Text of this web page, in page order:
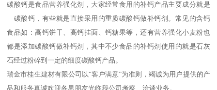
碳酸钙是食品营养强化剂，大家经常食用的补钙产品主要成分就是
—碳酸钙，有些就是直接采用的重质碳酸钙做补钙剂。常见的含钙
食品如：高钙饼干、高钙挂面、钙糖果等，还有营养强化小麦粉也
都是添加碳酸钙做补钙剂，其中不少食品的补钙剂使用的就是石灰
石经过粉碎到一定的细度碳酸钙产品。
瑞金市桂生建材有限公司以“客户满意”为准则，竭诚为用户提供的产
品和服务真诚欢迎各界朋友光临我公司考察、洽谈业务。